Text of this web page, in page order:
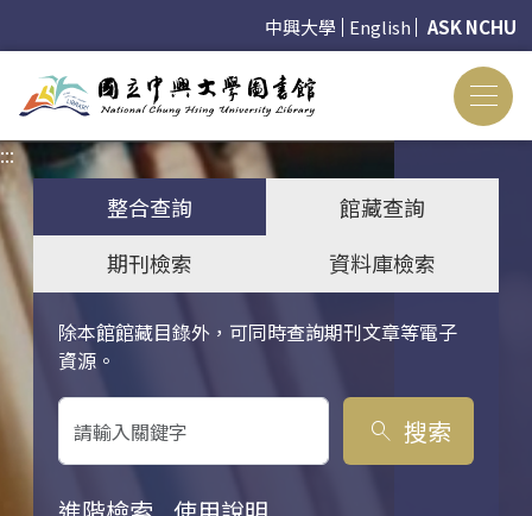
中興大學 English ASK NCHU
:::
整合查詢
館藏查詢
期刊檢索
資料庫檢索
除本館館藏目錄外，可同時查詢期刊文章等電子
資源。
關鍵字搜尋
search 搜索